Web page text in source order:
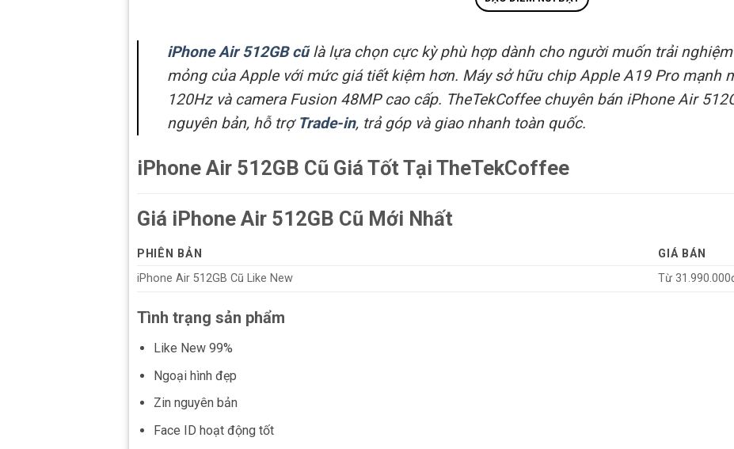
iPhone Air 512GB cũlà lựa chọn cực kỳ phù hợp dành cho người muốn trải
mỏng của Apple với mức giá tiết kiệm hơn. Máy sở hữu chip Apple A19 Pro mạnh
120Hz và camera Fusion 48MP cao cấp. TheTekCoffee chuyên bán iPhone Air
nguyên bản, hỗ trợ Trade-in, trả góp và giao nhanh toàn quốc.
iPhone Air 512GB Cũ Giá Tốt Tại TheTekCoffee
Giá iPhone Air 512GB Cũ Mới Nhất
PHIÊN BẢN
GIÁ BÁN
iPhone Air 512GB Cũ Like New
Từ
Tình trạng sản phẩm
Like New 99%
Ngoại hình đẹp
Zin nguyên bản
Face ID hoạt động tốt